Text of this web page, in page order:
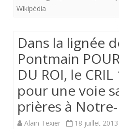
Wikipédia
Dans la lignée
Pontmain
DU ROI, le
pour une voie
prières à
Alain Texier 18 juillet 2013